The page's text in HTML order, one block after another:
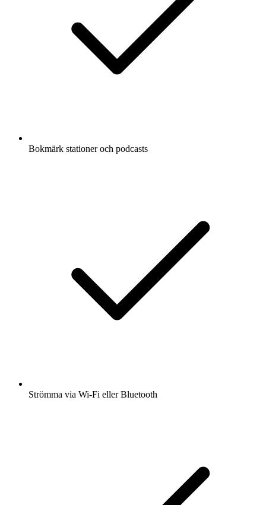
Bokmärk stationer och podcasts
Strömma via Wi-Fi eller Bluetooth